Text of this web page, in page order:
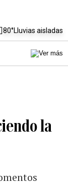
80°Lluvias aisladas
la